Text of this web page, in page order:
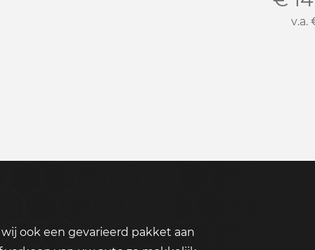
v.a.
ook een gevarieerd pakket aan